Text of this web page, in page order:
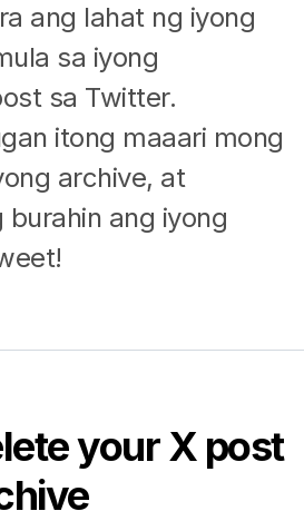
ang lahat ng iyong
sa iyong
sa Twitter.
itong maaari mong
archive, at
ang iyong
your X post